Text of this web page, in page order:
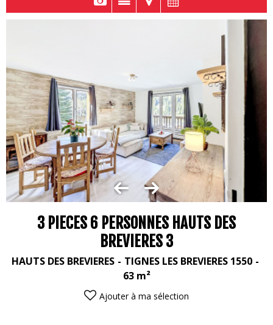
3 PIECES 6 PERSONNES HAUTS DES
BREVIERES 3
HAUTS DES BREVIERES
TIGNES LES BREVIERES 1550
63 m²
Ajouter à ma sélection